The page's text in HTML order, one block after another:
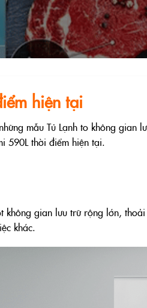
hiện tại
mẫu Tủ Lạnh to không gian
590L thời điểm hiện tại.
không gian lưu trữ rộng lớn,
khác.